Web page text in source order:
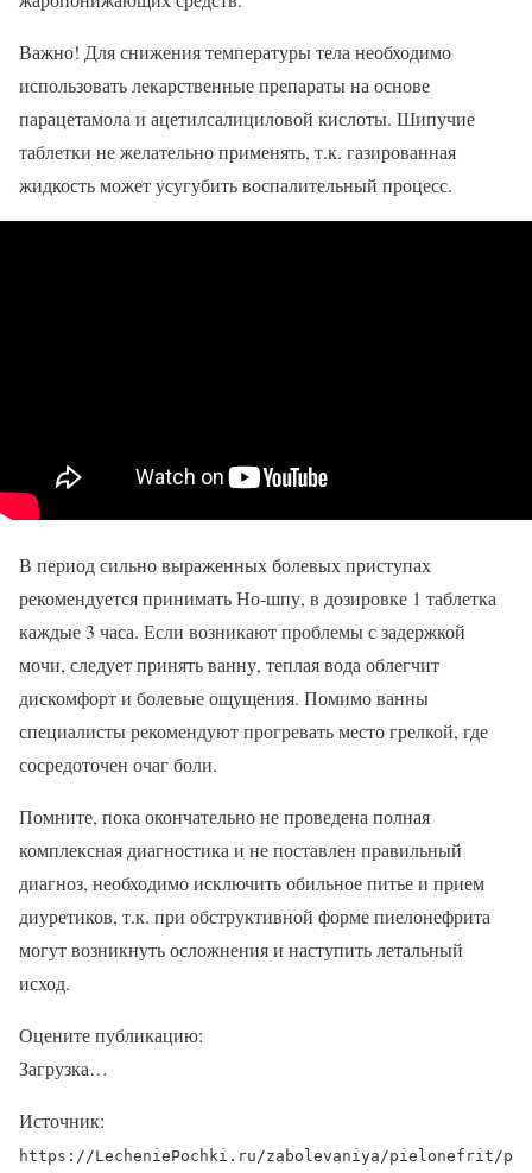
Важно! Для снижения температуры тела необходимо
использовать лекарственные препараты на основе
парацетамола и ацетилсалициловой кислоты. Шипучие
таблетки не желательно применять, т.к. газированная
жидкость может усугубить воспалительный процесс.
В период сильно выраженных болевых приступах
рекомендуется принимать Но-шпу, в дозировке 1 таблетка
каждые 3 часа. Если возникают проблемы с задержкой
мочи, следует принять ванну, теплая вода облегчит
дискомфорт и болевые ощущения. Помимо ванны
специалисты рекомендуют прогревать место грелкой, где
сосредоточен очаг боли.
Помните, пока окончательно не проведена полная
комплексная диагностика и не поставлен правильный
диагноз, необходимо исключить обильное питье и прием
диуретиков, т.к. при обструктивной форме пиелонефрита
могут возникнуть осложнения и наступить летальный
исход.
Оцените публикацию:
Загрузка…
Источник:
https://LecheniePochki.ru/zabolevaniya/pielonefrit/p